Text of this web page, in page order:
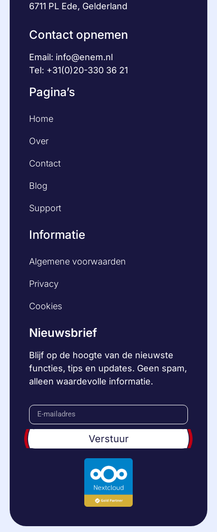
6711 PL Ede, Gelderland
Contact opnemen
Email: info@enem.nl
Tel: +31(0)20-330 36 21
Pagina’s
Home
Over
Contact
Blog
Support
Informatie
Algemene voorwaarden
Privacy
Cookies
Nieuwsbrief
Blijf op de hoogte van de nieuwste
functies, tips en updates. Geen spam,
alleen waardevolle informatie.
Verstuur